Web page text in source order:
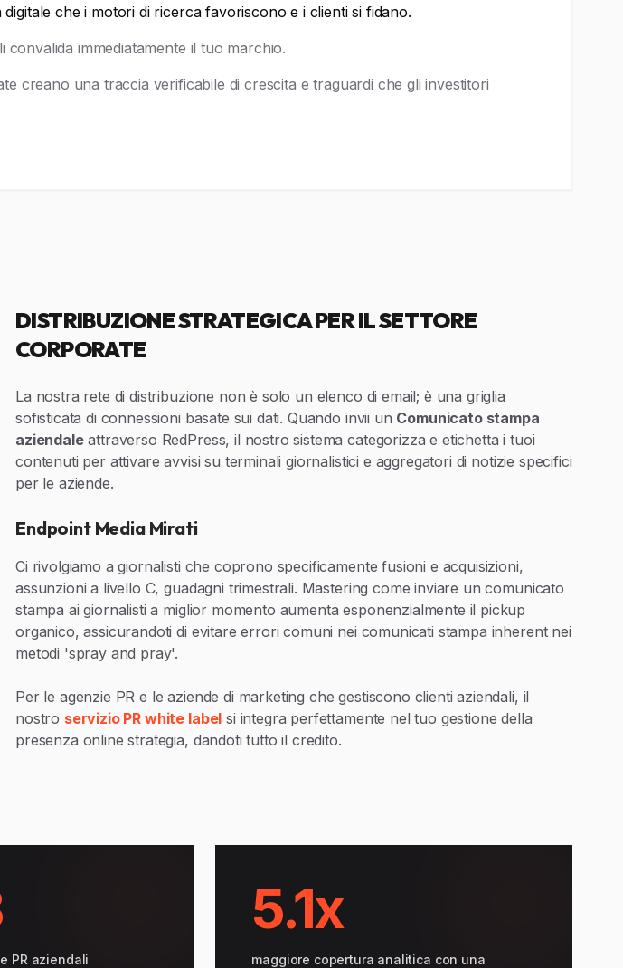
che i motori di ricerca favoriscono e i clienti si fidano.
convalida immediatamente il tuo marchio.
creano una traccia verificabile di crescita e traguardi che gli investitori
DISTRIBUZIONE STRATEGICA PER IL SETTORE
CORPORATE
La nostra rete di distribuzione non è solo un elenco di email; è una griglia
sofisticata di connessioni basate sui dati. Quando invii un Comunicato stampa
aziendaleattraverso RedPress, il nostro sistema categorizza e etichetta i tuoi
contenuti per attivare avvisi su terminali giornalistici e aggregatori di notizie specifici
per le aziende.
Endpoint Media Mirati
Ci rivolgiamo a giornalisti che coprono specificamente fusioni e acquisizioni,
assunzioni a livello C, guadagni trimestrali. Mastering come inviare un comunicato
stampa ai giornalisti a miglior momento aumenta esponenzialmente il pickup
organico, assicurandoti di evitare errori comuni nei comunicati stampa inherent nei
metodi 'spray and pray'.
Per le agenzie PR e le aziende di marketing che gestiscono clienti aziendali, il
nostro servizio PR white label si integra perfettamente nel tuo gestione della
presenza online strategia, dandoti tutto il credito.
PR aziendali
5.1x
maggiore copertura analitica con una